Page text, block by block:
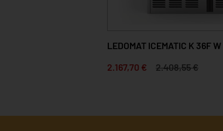
LEDOMAT ICEMATIC K 36F W
2.167,70 €
2.408,55 €